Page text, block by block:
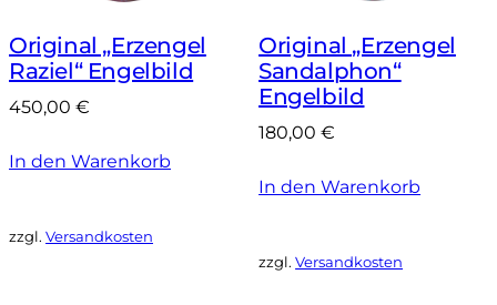
Original „Erzengel
Raziel“ Engelbild
450,00 €
In den Warenkorb
zzgl. Versandkosten
Original „Erzengel
Sandalphon“
Engelbild
180,00€
In den Warenkorb
zzgl.Versandkosten